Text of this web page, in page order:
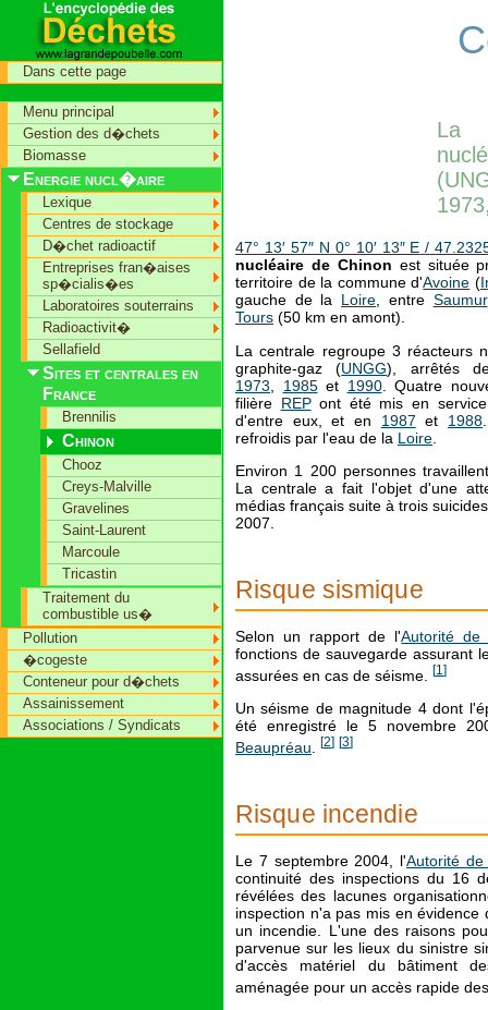
La
47° 13′ 57″ N 0° 10′ 13″ E /
nucléaire de Chinon est située
territoire de la commune d'Avoine (
gauche de la Loire , entre Saumur
Tours (50 km en amont).
La centrale regroupe 3 réacteurs
graphite-gaz (UNGG), arrêtés
1973
1985et 1990. Quatre
filière REPont été mis en
d'entre eux, et en 1987 et 1988
refroidis par l'eau de la Loire
Environ 1 200 personnes
La centrale a fait l'objet d'une
médias français suite à trois
2007.
Risque sismique
Selon un rapport de l'Autorité de
fonctions de sauvegarde assurant
assurées en cas de séisme.
[1]
Un séisme de magnitude 4 dont
été enregistré le 5 novembre
Beaupréau
[2] [3]
Risque incendie
Le 7 septembre 2004, l'Autorité
continuité des inspections du 16
révélées des lacunes
inspection n'a pas mis en
un incendie. L'une des raisons
parvenue sur les lieux du sinistre
d'accès matériel du bâtiment
aménagée pour un accès rapide
Dans cette page
Menu principal
Gestion des d�chets
Biomasse
Energie nucl�aire
Lexique
Centres de stockage
D�chet radioactif
Entreprises fran�aises
sp�cialis�es
Laboratoires souterrains
Radioactivit�
Sellafield
Sites et centrales en
France
Brennilis
Chinon
Chooz
Creys-Malville
Gravelines
Saint-Laurent
Marcoule
Tricastin
Traitement du
combustible us�
Pollution
�cogeste
Conteneur pour d�chets
Assainissement
Associations / Syndicats